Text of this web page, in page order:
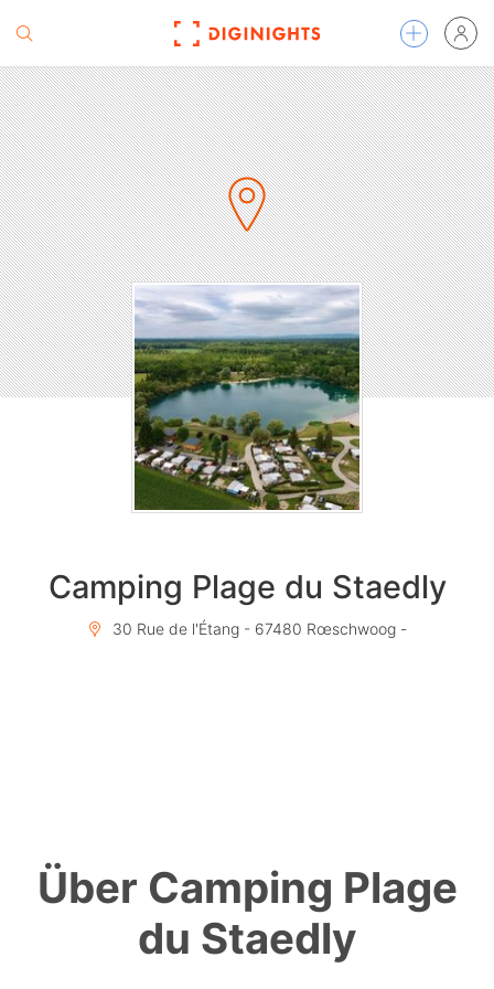
Camping Plage du Staedly
30 Rue de l'Étang - 67480 Rœschwoog -
Über Camping Plage
du Staedly